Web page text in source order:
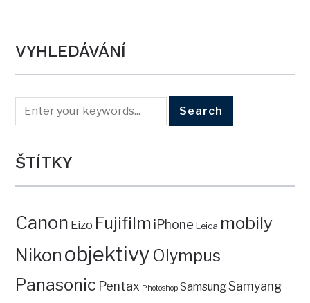
VYHLEDÁVÁNÍ
ŠTÍTKY
Canon Eizo Fujifilm iPhone Leica mobily
Nikon objektivy Olympus
Panasonic Pentax Photoshop SamsungSamyang